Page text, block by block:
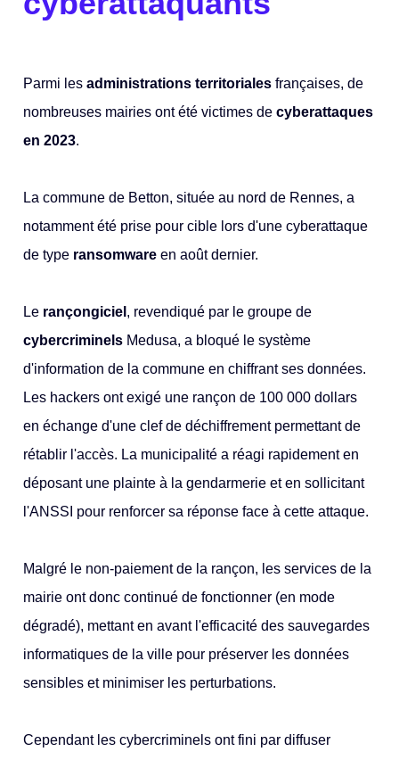
Parmi lesadministrations territoriales françaises, de
nombreuses mairies ont été victimes decyberattaques
en 2023.
La commune de Betton, située au nord de Rennes, a
notamment été prise pour cible lors d'une cyberattaque
de type ransomwareen août dernier.
Le rançongiciel , revendiqué par le groupe de
cybercriminels Medusa, a bloqué le système
d'information de la commune en chiffrant ses données.
Les hackers ont exigé une rançon de 100 000 dollars
en échange d'une clef de déchiffrement permettant de
rétablir l'accès. La municipalité a réagi rapidement en
déposant une plainte à la gendarmerie et en sollicitant
l'ANSSI pour renforcer sa réponse face à cette attaque.
Malgré le non-paiement de la rançon, les services de la
mairie ont donc continué de fonctionner (en mode
dégradé), mettant en avant l'efficacité des sauvegardes
informatiques de la ville pour préserver les données
sensibles et minimiser les perturbations.
Cependant les cybercriminels ont fini par diffuser